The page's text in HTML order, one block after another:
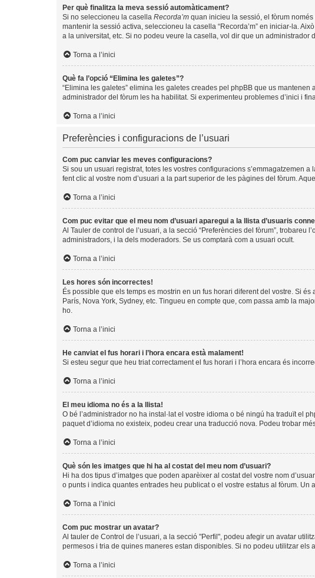
Per què finalitza la meva sessió automàticament?
Si no seleccioneu la casella Recorda’m quan inicieu la sessió, el fòrum
mantenir la sessió activa, seleccioneu la casella “Recorda’m” en iniciar-la.
a la universitat, etc. Si no podeu veure la casella, vol dir que un administrador
Torna a l’inici
Què fa l’opció “Elimina les galetes”?
“Elimina les galetes” elimina les galetes creades pel phpBB que us
administrador del fòrum les ha habilitat. Si experimenteu problemes d’inici i
Torna a l’inici
Preferències i configuracions de l’usuari
Com puc canviar les meves configuracions?
Si sou un usuari registrat, totes les vostres configuracions s’emmagatzemen
fent clic al vostre nom d’usuari a la part superior de les pàgines del fòrum.
Torna a l’inici
Com puc evitar que el meu nom d’usuari aparegui a la llista d’usuaris
Al Tauler de control de l’usuari, a la secció “Preferències del fòrum”, trobareu
administradors, i la dels moderadors. Se us comptarà com a usuari ocult.
Torna a l’inici
Les hores són incorrectes!
És possible que els temps es mostrin en un fus horari diferent del vostre. Si
París, Nova York, Sydney, etc. Tingueu en compte que, com passa amb la
ho.
Torna a l’inici
He canviat el fus horari i l’hora encara està malament!
Si esteu segur que heu triat correctament el fus horari i l’hora encara és
Torna a l’inici
El meu idioma no és a la llista!
O bé l’administrador no ha instal·lat el vostre idioma o bé ningú ha traduït el
paquet d’idioma no existeix, podeu crear una traducció nova. Podeu trobar
Torna a l’inici
Què són les imatges que hi ha al costat del meu nom d’usuari?
Hi ha dos tipus d’imatges que poden aparèixer al costat del vostre nom
o punts i indica quantes entrades heu publicat o el vostre estatus al fòrum.
Torna a l’inici
Com puc mostrar un avatar?
Al tauler de Control de l’usuari, a la secció "Perfil", podeu afegir un avatar
permesos i tria de quines maneres estan disponibles. Si no podeu utilitzar els
Torna a l’inici